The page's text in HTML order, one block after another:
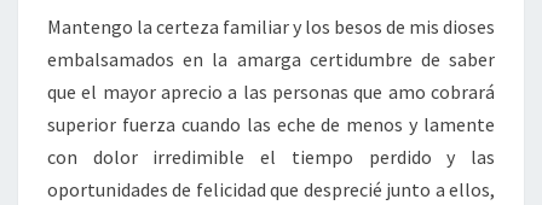
Mantengo la certeza familiar y los besos de mis dioses
embalsamados en la amarga certidumbre de saber
que el mayor aprecio a las personas que amo cobrará
superior fuerza cuando las eche de menos y lamente
con dolor irredimible el tiempo perdido y las
oportunidades de felicidad que desprecié junto a ellos,